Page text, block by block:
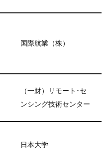
国際航業（株）
（一財）リモート･セ
ンシング技術センター
日本大学